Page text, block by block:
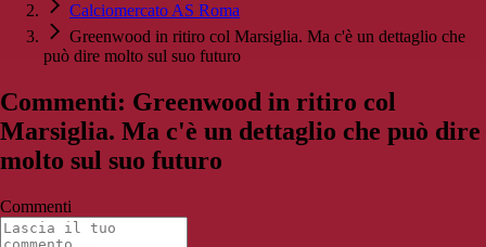
Calciomercato AS Roma
Greenwood in ritiro col Marsiglia. Ma c'è un dettaglio che
può dire molto sul suo futuro
Commenti: Greenwood in ritiro col
Marsiglia. Ma c'è un dettaglio che può dire
molto sul suo futuro
Commenti